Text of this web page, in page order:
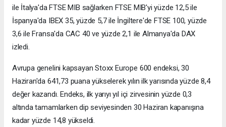
ile İtalya'da FTSE MIB sağlarken FTSE MIB'yi yüzde 12,5 ile
İspanya'da IBEX 35, yüzde 5,7 ile İngiltere'de FTSE 100, yüzde
3,6 ile Fransa'da CAC 40 ve yüzde 2,1 ile Almanya'da DAX
izledi.
Avrupa genelini kapsayan Stoxx Europe 600 endeksi, 30
Haziran'da 641,73 puana yükselerek yılın ilk yarısında yüzde 8,4
değer kazandı. Endeks, ilk yarıyı yıl içi zirvesinin yüzde 0,3
altında tamamlarken dip seviyesinden 30 Haziran kapanışına
kadar yüzde 14,8 yükseldi.